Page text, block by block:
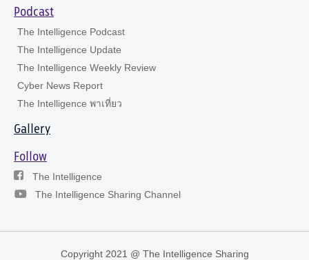
Podcast
The Intelligence Podcast
The Intelligence Update
The Intelligence Weekly Review
Cyber News Report
The Intelligence พาเที่ยว
Gallery
Follow
The Intelligence
The Intelligence Sharing Channel
Copyright 2021 @ The Intelligence Sharing